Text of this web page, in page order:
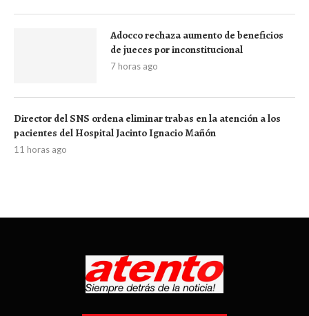
Adocco rechaza aumento de beneficios
de jueces por inconstitucional
7 horas ago
Director del SNS ordena eliminar trabas en la atención a los
pacientes del Hospital Jacinto Ignacio Mañón
11 horas ago